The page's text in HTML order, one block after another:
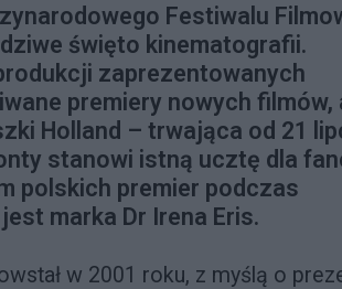
Festiwalu
święto kinematografii.
zaprezentowanych
premiery nowych filmów,
Holland – trwająca od 21
stanowi istną ucztę dla
polskich premier podczas
marka Dr Irena Eris.
w 2001 roku, z myślą o